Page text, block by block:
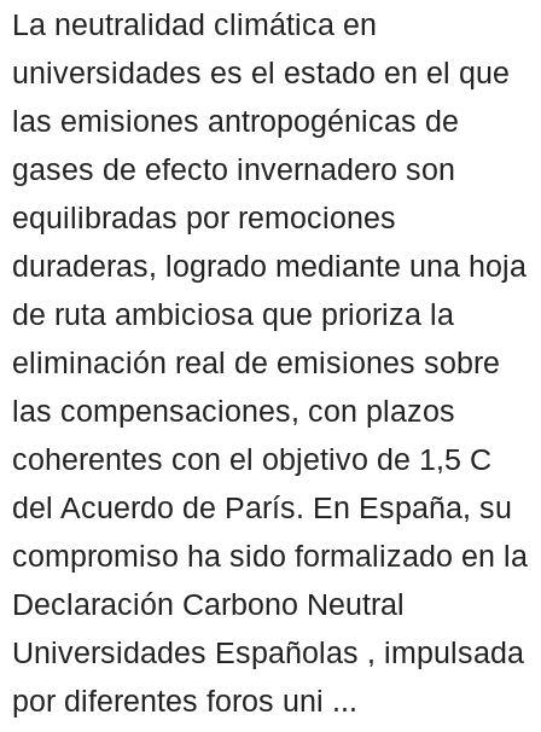
La neutralidad climática en
universidades es el estado en el que
las emisiones antropogénicas de
gases de efecto invernadero son
equilibradas por remociones
duraderas, logrado mediante una hoja
de ruta ambiciosa que prioriza la
eliminación real de emisiones sobre
las compensaciones, con plazos
coherentes con el objetivo de 1,5 C
del Acuerdo de París. En España, su
compromiso ha sido formalizado en la
Declaración Carbono Neutral
Universidades Españolas , impulsada
por diferentes foros uni ...